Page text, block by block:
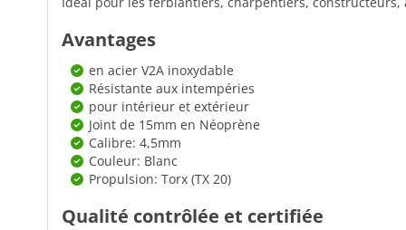
Avantages
en acier V2A inoxydable
Résistante aux intempéries
pour intérieur et extérieur
Joint de 15mm en Néoprène
Calibre: 4,5mm
Couleur: Blanc
Propulsion: Torx (TX 20)
Qualité contrôlée et certifiée